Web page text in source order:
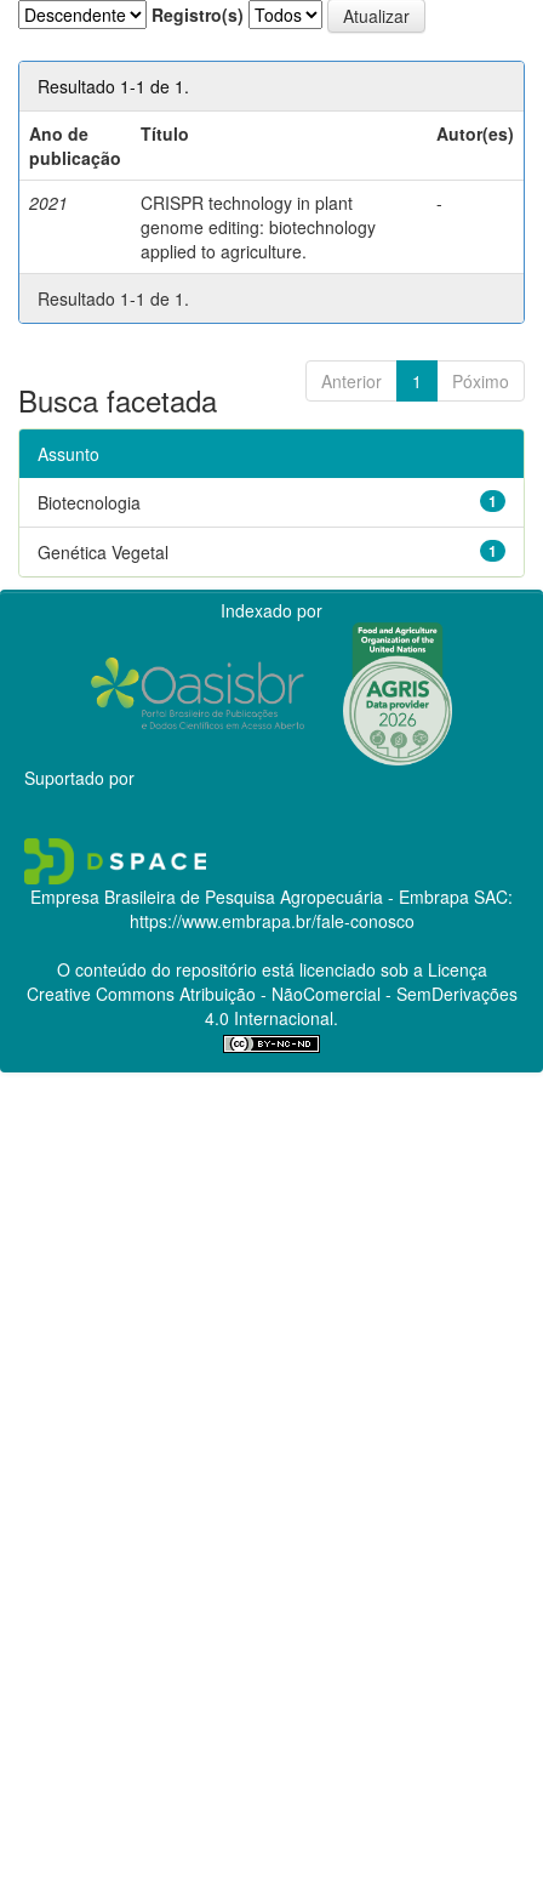
Registro(s)
Resultado 1-1 de 1.
Ano de
publicação
Título Autor(es)
2021
CRISPR technology in plant
genome editing: biotechnology
applied to agriculture.
-
Resultado 1-1 de 1.
Anterior 1 Póximo
Busca facetada
Assunto
1
Biotecnologia
1
Genética Vegetal
Indexado por
Suportado por
Empresa Brasileira de Pesquisa Agropecuária - Embrapa SAC:
https://www.embrapa.br/fale-conosco
O conteúdo do repositório está licenciado sob a Licença
Creative CommonsAtribuição - NãoComercial - SemDerivações
4.0 Internacional.